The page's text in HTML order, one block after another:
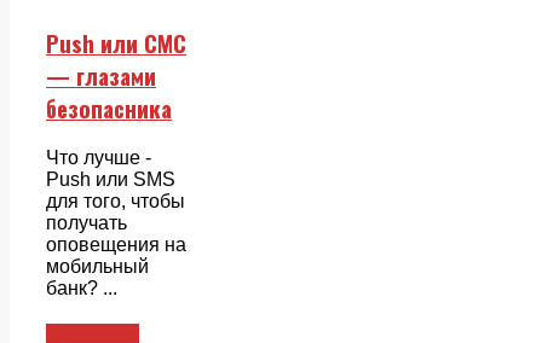
Push или СМС
— глазами
безопасника
Что лучше -
Push или SMS
для того, чтобы
получать
оповещения на
мобильный
банк? ...